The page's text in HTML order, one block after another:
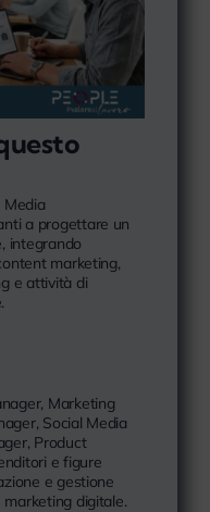
a progettare un
integrando
marketing,
e attività di
Marketing
Social Media
Product
e figure
e gestione
digitale.